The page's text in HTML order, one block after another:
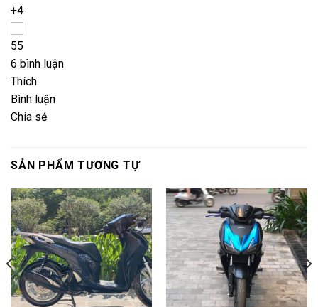
+4
55
6 bình luận
Thích
Bình luận
Chia sẻ
SẢN PHẨM TƯƠNG TỰ